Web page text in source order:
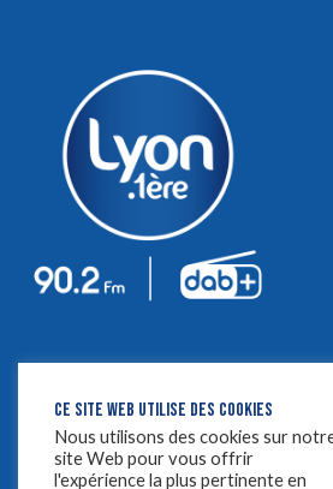
CE SITE WEB UTILISE DES COOKIES
Nous utilisons des cookies sur
site Web pour vous offrir
l'expérience la plus pertinente en